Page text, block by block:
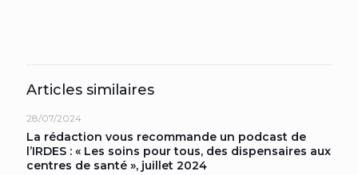
Articles similaires
28/07/2024
La rédaction vous recommande un podcast de
l’IRDES : « Les soins pour tous, des dispensaires aux
centres de santé », juillet 2024